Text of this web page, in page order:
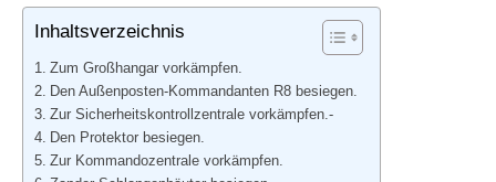
Inhaltsverzeichnis
Zum Großhangar vorkämpfen.
Den Außenposten-Kommandanten R8 besiegen.
Zur Sicherheitskontrollzentrale vorkämpfen.-
Den Protektor besiegen.
Zur Kommandozentrale vorkämpfen.